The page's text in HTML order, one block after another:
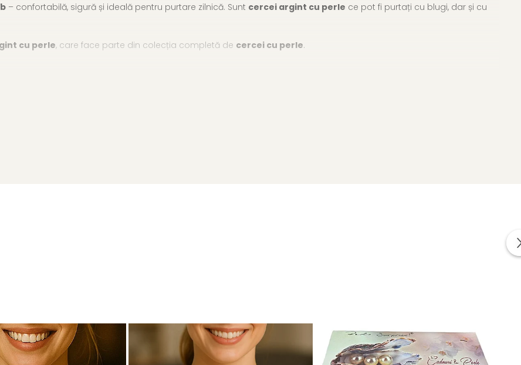
– confortabilă, sigură și ideală pentru purtare zilnică. Sunt cercei argint cu perle ce pot fi purtați cu blugi, dar și cu
cu perle, care face parte din colecția completă de cercei cu perle.
marcă înregistrată în 27 de țări. Toate produsele sunt realizate din perle naturale selectate manual, montate în
de un certificat de garanție și autenticitate care atestă proveniența naturală a perlelor.